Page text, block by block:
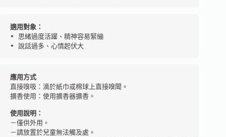
• 思緒過度活躍、精神容易緊繃
• 說話過多、心情起伏大
應用方式
直接嗅吸：滴於紙巾或棉球上直接嗅聞。
擴香使用：使用擴香器擴香。
使用說明：
－僅供外用。
－請放置於兒童無法觸及處。